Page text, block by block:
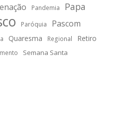
Pandemia Papa
Paróquia
Pascom
Quaresma Regional Retiro
Semana Santa